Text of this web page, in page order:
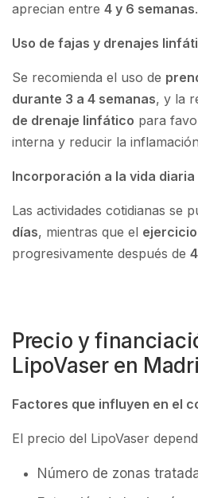
aprecian entre 4 y 6 semanas.
Uso de fajas y drenajes
Se recomienda el uso de
durante 3 a 4 semanas, y la
de drenaje linfático para
interna y reducir la
Incorporación a la vida
Las actividades cotidianas se
días, mientras que el
progresivamente después de
Precio y
LipoVaser en
Factores que influyen en el
El precio del LipoVaser
Número de zonas